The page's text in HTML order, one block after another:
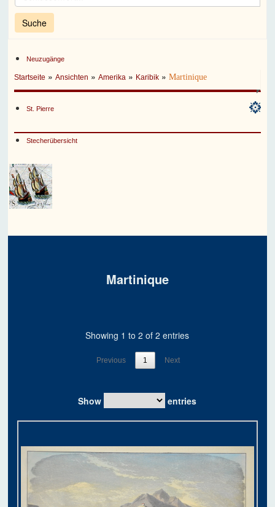
Neuzugänge
Startseite »Ansichten »Amerika » Karibik »Martinique
St. Pierre
Stecherübersicht
Martinique
Show entries
Showing 1 to 2 of 2 entries
Previous 1 Next